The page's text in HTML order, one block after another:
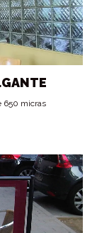
650 micras